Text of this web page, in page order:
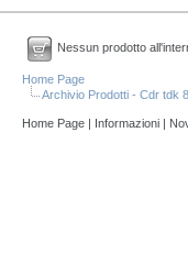
Nessun prodotto
Home Page
Archivio Prodotti - Cdr tdk
Home Page | Informazioni |